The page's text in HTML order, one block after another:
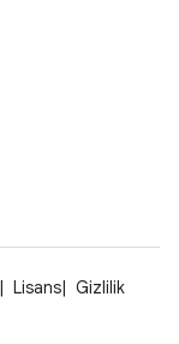
Lisans
Gizlilik